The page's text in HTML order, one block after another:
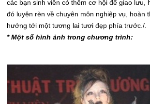
các bạn sinh viên có thêm cơ hội để giao lưu,
đó luyện rèn về chuyên môn nghiệp vụ, hoàn
hướng tới một tương lai tươi đẹp phía trước./.
* Một số hình ảnh trong chương trình: